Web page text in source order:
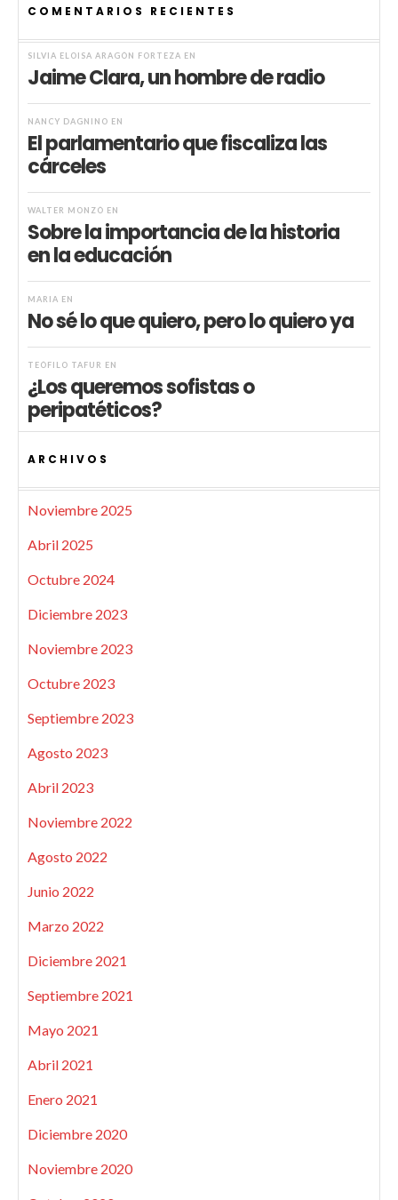
COMENTARIOS RECIENTES
SILVIA ELOISA ARAGÓN FORTEZA EN
Jaime Clara, un hombre de radio
NANCY DAGNINO EN
El parlamentario que fiscaliza las
cárceles
WALTER MONZÓ EN
Sobre la importancia de la historia
en la educación
MARIA EN
No sé lo que quiero, pero lo quiero ya
TEÓFILO TAFUR EN
¿Los queremos sofistas o
peripatéticos?
ARCHIVOS
Noviembre 2025
Abril 2025
Octubre 2024
Diciembre 2023
Noviembre 2023
Octubre 2023
Septiembre 2023
Agosto 2023
Abril 2023
Noviembre 2022
Agosto 2022
Junio 2022
Marzo 2022
Diciembre 2021
Septiembre 2021
Mayo 2021
Abril 2021
Enero 2021
Diciembre 2020
Noviembre 2020